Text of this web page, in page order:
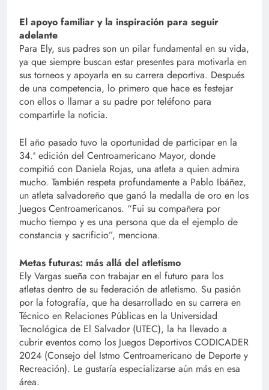
El apoyo familiar y la inspiración para seguir
adelante
Para Ely, sus padres son un pilar fundamental en su vida,
ya que siempre buscan estar presentes para motivarla en
sus torneos y apoyarla en su carrera deportiva. Después
de una competencia, lo primero que hace es festejar
con ellos o llamar a su padre por teléfono para
compartirle la noticia.
El año pasado tuvo la oportunidad de participar en la
34.ª edición del Centroamericano Mayor, donde
compitió con Daniela Rojas, una atleta a quien admira
mucho. También respeta profundamente a Pablo Ibáñez,
un atleta salvadoreño que ganó la medalla de oro en los
Juegos Centroamericanos. “Fui su compañera por
mucho tiempo y es una persona que da el ejemplo de
constancia y sacrificio”, menciona.
Metas futuras: más allá del atletismo
Ely Vargas sueña con trabajar en el futuro para los
atletas dentro de su federación de atletismo. Su pasión
por la fotografía, que ha desarrollado en su carrera en
Técnico en Relaciones Públicas en la Universidad
Tecnológica de El Salvador (UTEC), la ha llevado a
cubrir eventos como los Juegos Deportivos CODICADER
2024 (Consejo del Istmo Centroamericano de Deporte y
Recreación). Le gustaría especializarse aún más en esa
área.